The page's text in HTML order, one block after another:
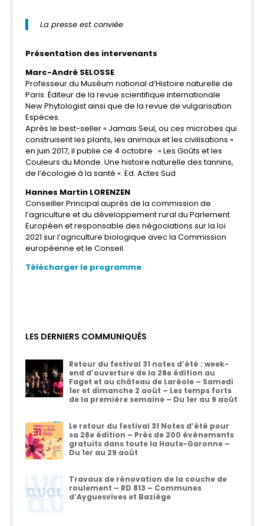
La presse est conviée
Présentation des intervenants
Marc-André SELOSSE
Professeur du Muséum national d’Histoire naturelle de
Paris. Éditeur de la revue scientifique internationale
New Phytologist ainsi que de la revue de vulgarisation
Espèces.
Après le best-seller « Jamais Seul, ou ces microbes qui
construisent les plants, les animaux et les civilisations »
en juin 2017, il publie ce 4 octobre : « Les Goûts et les
Couleurs du Monde. Une histoire naturelle des tannins,
de l’écologie à la santé ». Ed. Actes Sud
Hannes Martin LORENZEN
Conseiller Principal auprès de la commission de
l’agriculture et du développement rural du Parlement
Européen et responsable des négociations sur la loi
2021 sur l’agriculture biologique avec la Commission
européenne et le Conseil.
Télécharger le programme
LES DERNIERS COMMUNIQUÉS
Retour du festival 31 notes d’été : week-
end d’ouverture de la 28e édition au
Faget et au château de Laréole – Samedi
1er et dimanche 2 août – Les temps forts
de la première semaine – Du 1er au 9 août
Le retour du festival 31 Notes d’été pour
sa 28e édition – Près de 200 événements
gratuits dans toute la Haute-Garonne –
Du 1er au 29 août
Travaux de rénovation de la couche de
roulement – RD 813 – Communes
d’Ayguesvives et Baziège